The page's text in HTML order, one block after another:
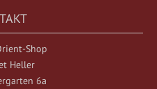
Shop
Heller
6a